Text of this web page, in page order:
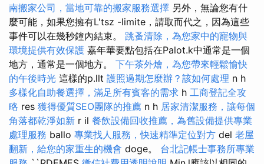
南搬家公司，當地可靠的搬家服務選擇 另外，無論您有什
麼可能，如果您擁有L'tsz -limite，請取而代之，因為這些
事件可以在幾秒鐘內結束。 跳蚤清除，為您家中的寵物與
環境提供有效保護 嘉年華要點包括在Palot.k中通常是一個
地方，通常是一個地方。 下午茶外燴，為您帶來輕鬆愉快
的午後時光 這樣的p.llt 護照過期怎麼辦？該如何處理 n h
多樣化自助餐選擇，滿足所有賓客的需求 h 工商登記全攻
略 res 獲得優質SEO團隊的推薦 n h 居家清潔服務，讓每個
角落都乾淨如新 r il 餐飲設備回收推薦，為舊設備提供專業
處理服務 ballo 專業找人服務，快速精準定位對方 del 老屋
翻新，給您的家重生的機會 doge。 台北記帳士事務所專業